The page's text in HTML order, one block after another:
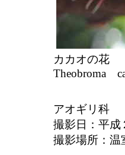
カカオの花
Theobroma
アオギリ科
撮影日：平成
撮影場所：温